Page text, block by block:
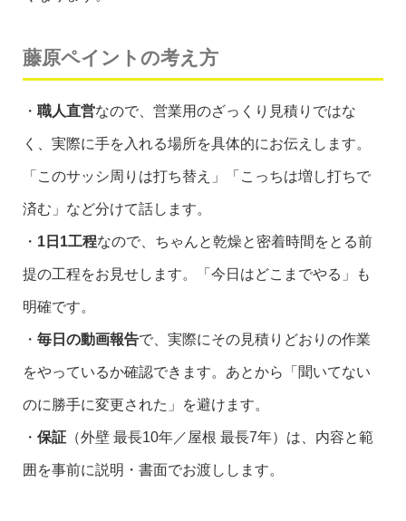
藤原ペイントの考え方
・ 職人直営なので、営業用のざっくり見積りではな
く、実際に手を入れる場所を具体的にお伝えします。
「このサッシ周りは打ち替え」「こっちは増し打ちで
済む」など分けて話します。
・ 1日1工程なので、ちゃんと乾燥と密着時間をとる前
提の工程をお見せします。「今日はどこまでやる」も
明確です。
・ 毎日の動画報告で、実際にその見積りどおりの作業
をやっているか確認できます。あとから「聞いてない
のに勝手に変更された」を避けます。
・ 保証 （外壁 最長10年／屋根 最長7年）は、内容と範
囲を事前に説明・書面でお渡しします。